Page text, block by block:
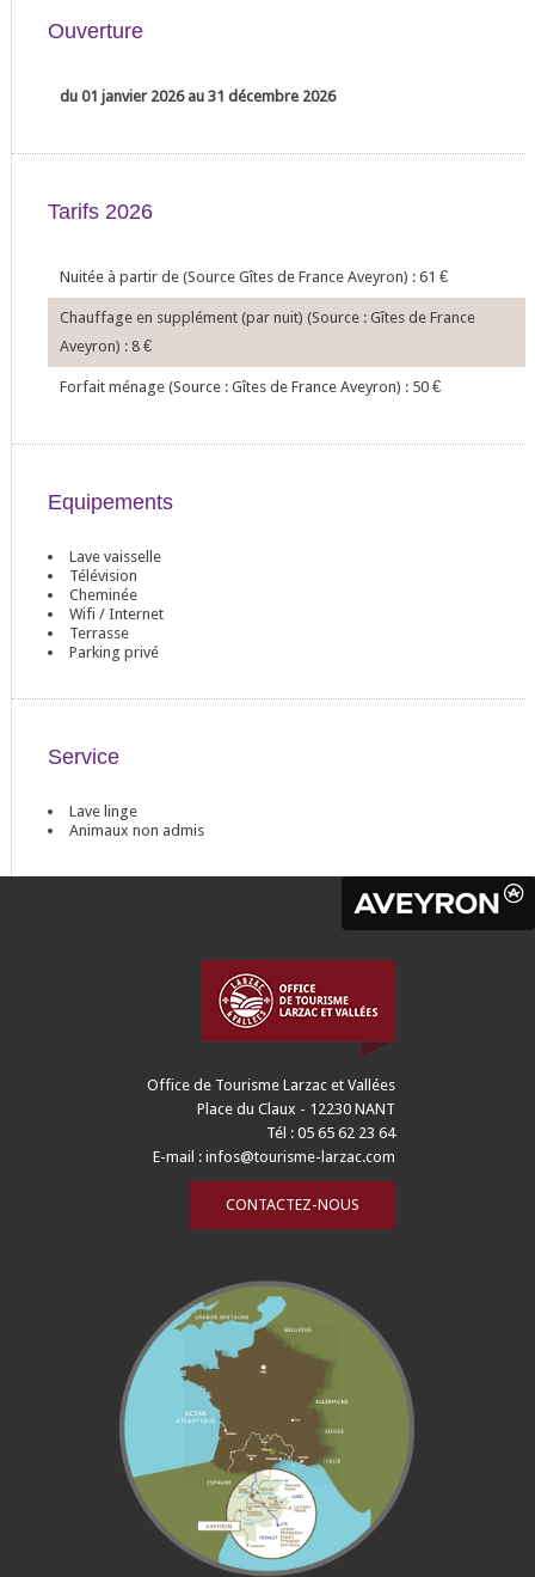
Ouverture
du 01 janvier 2026 au 31 décembre 2026
Tarifs 2026
Nuitée à partir de (Source Gîtes de France Aveyron) : 61 €
Chauffage en supplément (par nuit) (Source : Gîtes de France
Aveyron) : 8 €
Forfait ménage (Source : Gîtes de France Aveyron) : 50 €
Equipements
Lave vaisselle
Télévision
Cheminée
Wifi / Internet
Terrasse
Parking privé
Service
Lave linge
Animaux non admis
Office de Tourisme Larzac et Vallées
Place du Claux - 12230 NANT
Tél : 05 65 62 23 64
E-mail :infos@tourisme-larzac.com
CONTACTEZ-NOUS